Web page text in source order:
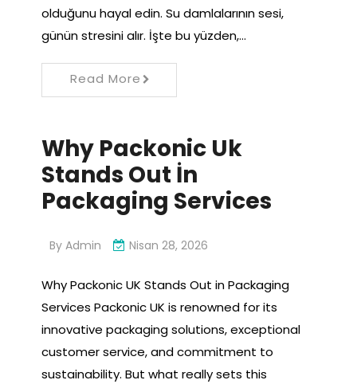
olduğunu hayal edin. Su damlalarının sesi,
günün stresini alır. İşte bu yüzden,…
Read More
Why Packonic Uk
Stands Out İn
Packaging Services
By Admin Nisan 28, 2026
Why Packonic UK Stands Out in Packaging
Services Packonic UK is renowned for its
innovative packaging solutions, exceptional
customer service, and commitment to
sustainability. But what really sets this